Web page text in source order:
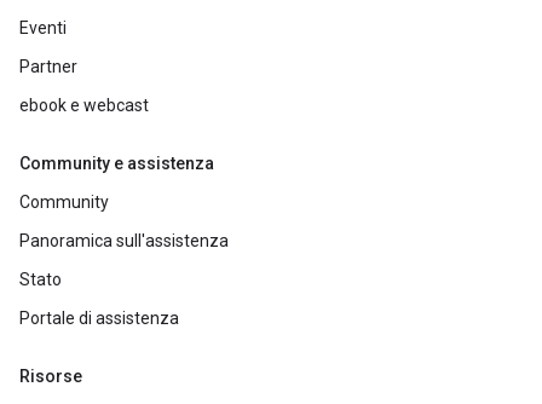
Eventi
Partner
ebook e webcast
Community e assistenza
Community
Panoramica sull'assistenza
Stato
Portale di assistenza
Risorse